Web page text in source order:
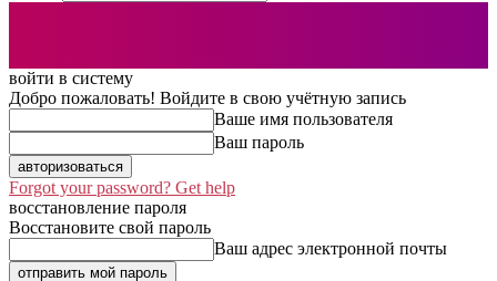
войти в систему
Добро пожаловать! Войдите в свою учётную запись
Ваше имя пользователя
Ваш пароль
Forgot your password? Get help
восстановление пароля
Восстановите свой пароль
Ваш адрес электронной почты